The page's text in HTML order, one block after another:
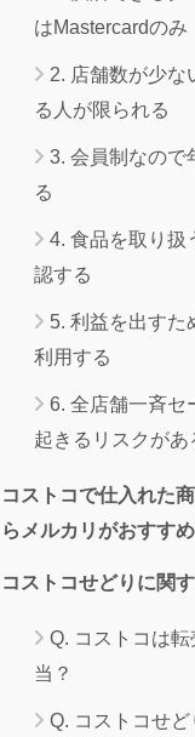
はMastercardのみ
2. 店舗数が少な
る人が限られる
3. 会員制なので
る
4. 食品を取り扱
認する
5. 利益を出すた
利用する
6. 全店舗一斉セ
起きるリスクがあ
コストコで仕入れた
らメルカリがおすすめ
コストコせどりに関
Q. コストコは
当？
Q. コストコせ